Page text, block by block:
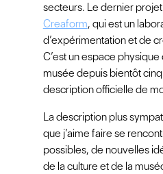
secteurs. Le dernier projet
Creaform, qui est un
d’expérimentation et de
C’est un espace
musée depuis bientôt cinq
description officielle de
La description plus
que j’aime faire se
possibles, de nouvelles
de la culture et de la